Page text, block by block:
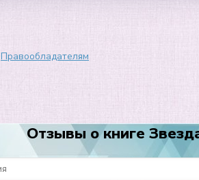
Правообладателям
Отзывы о книге